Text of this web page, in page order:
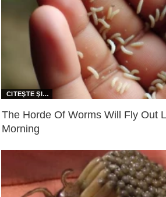
The Horde Of Worms Will Fly Out
Morning